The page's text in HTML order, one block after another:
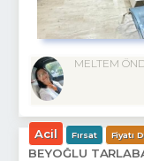
MELTEM
Acil Fırsat Fiyatı
BEYOĞLU